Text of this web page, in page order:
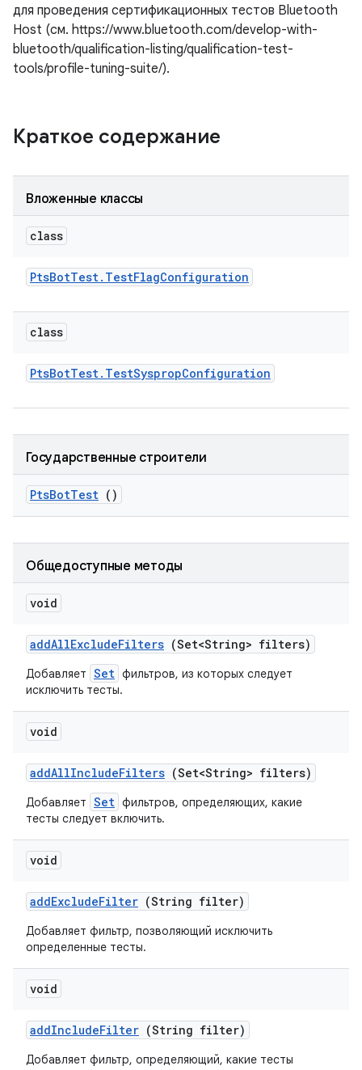
для проведения сертификационных тестов Bluetooth
Host (см. https://www.bluetooth.com/develop-with-
bluetooth/qualification-listing/qualification-test-
tools/profile-tuning-suite/).
Краткое содержание
Вложенные классы
class
PtsBotTest. TestFlagConfiguration
class
PtsBotTest. TestSyspropConfiguration
Государственные строители
PtsBotTest ()
Общедоступные методы
void
addAllExcludeFilters (Set<String> filters)
Добавляет Set фильтров, из которых следует
исключить тесты.
void
addAllIncludeFilters (Set<String> filters)
Добавляет Set фильтров, определяющих, какие
тесты следует включить.
void
addExcludeFilter (String filter)
Добавляет фильтр, позволяющий исключить
определенные тесты.
void
addIncludeFilter (String filter)
Добавляет фильтр, определяющий, какие тесты